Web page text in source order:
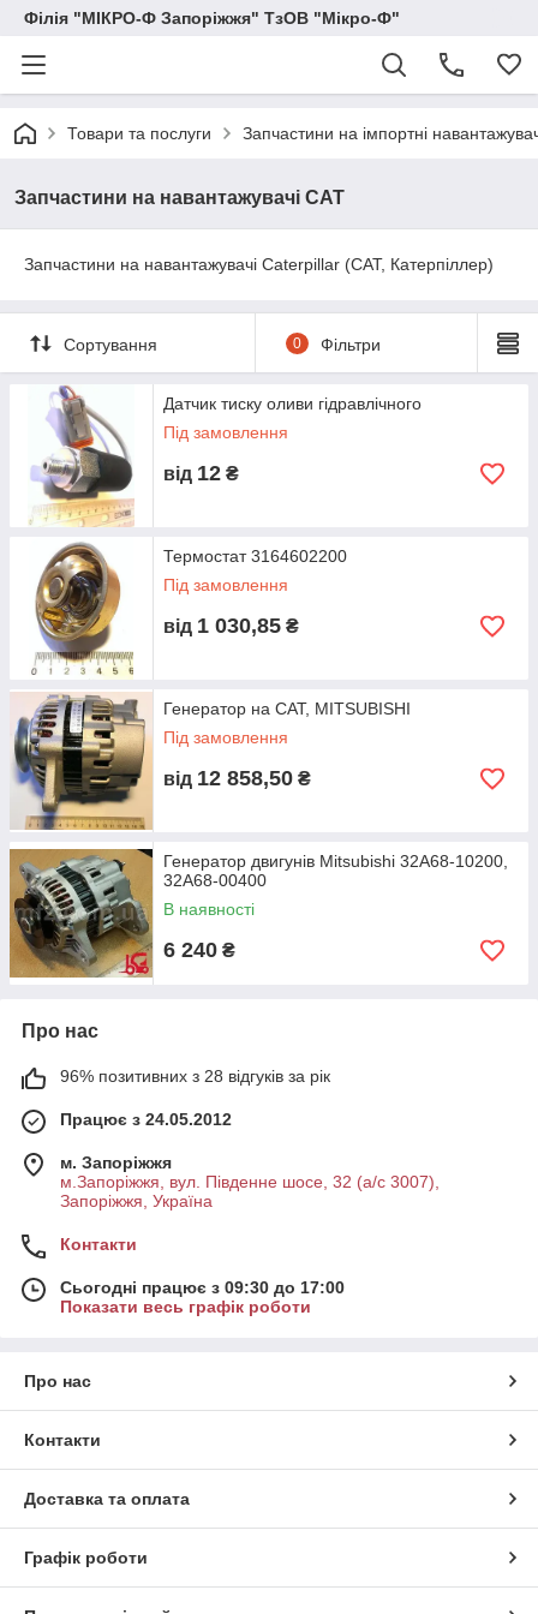
Філія "МІКРО-Ф Запоріжжя" ТзОВ "Мікро-Ф"
Товари та послуги Запчастини на імпортні
Запчастини на навантажувачі CAT
Запчастини на навантажувачі Caterpillar (CAT, Катерпіллер)
Сортування 0 Фільтри
Датчик тиску оливи гідравлічного
Під замовлення
від 12 ₴
Термостат 3164602200
Під замовлення
від 1 030,85 ₴
Генератор на САТ, MITSUBISHI
Під замовлення
від 12 858,50 ₴
Генератор двигунів Mitsubishi 32A68-10200,
32A68-00400
В наявності
6 240 ₴
Про нас
96% позитивних з 28 відгуків за рік
Працює з 24.05.2012
м. Запоріжжя
м.Запоріжжя, вул. Південне шосе, 32 (а/с 3007),
Запоріжжя, Україна
Контакти
Сьогодні працює з 09:30 до 17:00
Показати весь графік роботи
Про нас
Контакти
Доставка та оплата
Графік роботи